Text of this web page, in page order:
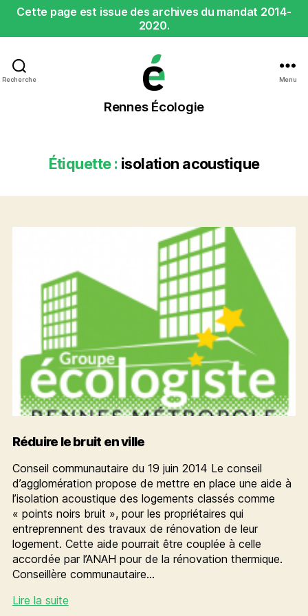
Cette page est issue des archives du mandat 2014-
2020.
Recherche
Rennes
Écologie
Rennes Écologie
Menu
Étiquette : isolation acoustique
Réduire le bruit en ville
Conseil communautaire du 19 juin 2014 Le conseil
d’agglomération propose de mettre en place une aide à
l’isolation acoustique des logements classés comme
« points noirs bruit », pour les propriétaires qui
entreprennent des travaux de rénovation de leur
logement. Cette aide pourrait être couplée à celle
accordée par l’ANAH pour de la rénovation thermique.
Conseillère communautaire…
Lire la suiteRéduire